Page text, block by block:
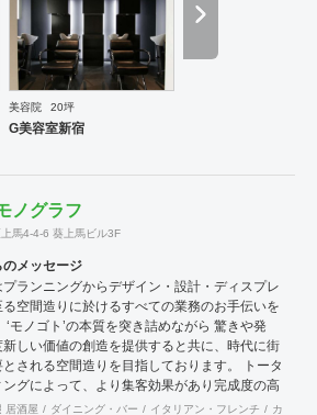
美容院 20坪
G美容室新宿
ノグラフ
馬4-4-6 葵上馬ビル3F
メッセージ
ランニングからデザイン・設計・ディスプレ
空間造りに於けるすべての業務のお手伝いを
‘モノゴト’の本質を突き詰めながら 驚きや発
新しい価値の創造を提供すると共に、時代に街
される空間造りを目指しております。 トータ
ングによって、より集客効果があり完成度の高
います。商品について、販売方法についてま
居酒屋 ダイニング・バー イタリアン・フレンチ カフェ